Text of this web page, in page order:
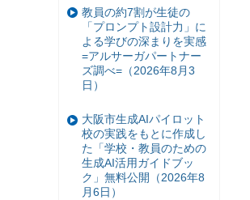
教員の約7割が生徒の
「プロンプト設計力」に
よる学びの深まりを実感
=アルサーガパートナー
ズ調べ=（2026年8月3
日）
大阪市生成AIパイロット
校の実践をもとに作成し
た「学校・教員のための
生成AI活用ガイドブッ
ク」無料公開（2026年8
月6日）